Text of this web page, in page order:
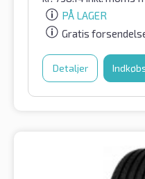
PÅ LAGER
Gratis
Detaljer